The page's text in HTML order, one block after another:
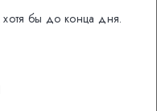
хотя бы до конца дня.